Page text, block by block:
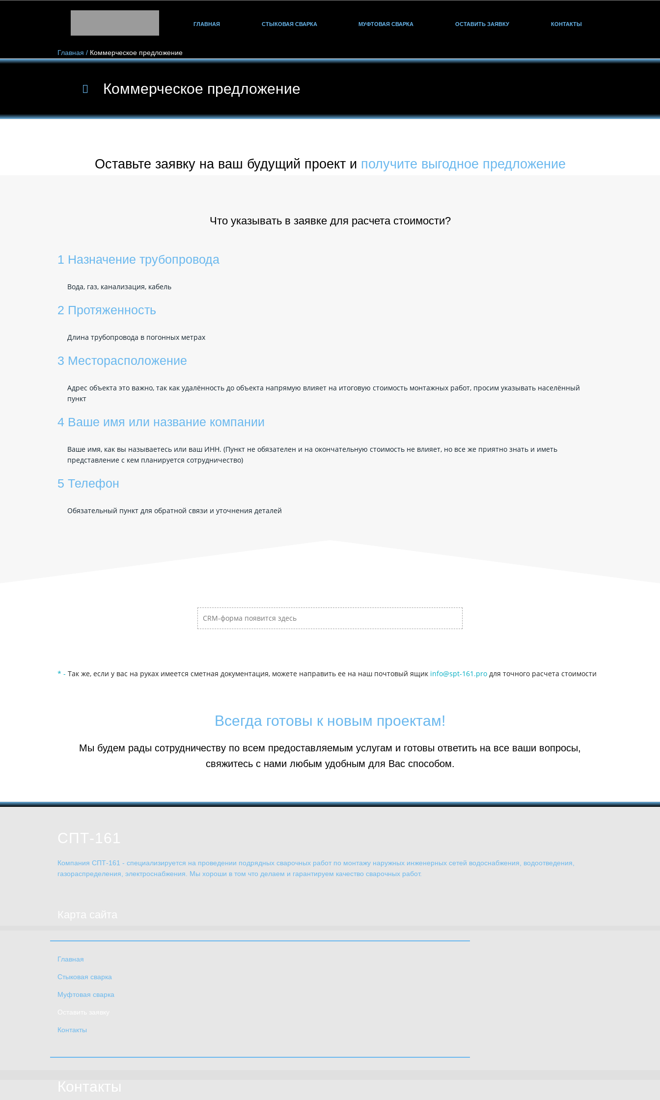
ГЛАВНАЯ СТЫКОВАЯ СВАРКА МУФТОВАЯ СВАРКА ОСТАВИТЬ ЗАЯВКУ КОНТАКТЫ
Главная / Коммерческое предложение
Коммерческое предложение
Оставьте заявку на ваш будущий проект и получите выгодное предложение
Что указывать в заявке для расчета стоимости?
1 Назначение трубопровода
Вода, газ, канализация, кабель
2 Протяженность
Длина трубопровода в погонных метрах
3 Месторасположение
Адрес объекта это важно, так как удалённость до объекта напрямую влияет на итоговую стоимость монтажных работ, просим указывать населённый
пункт
4 Ваше имя или название компании
Ваше имя, как вы называетесь или ваш ИНН. (Пункт не обязателен и на окончательную стоимость не влияет, но все же приятно знать и иметь
представление с кем планируется сотрудничество)
5 Телефон
Обязательный пункт для обратной связи и уточнения деталей
CRM-форма появится здесь
* - Так же, если у вас на руках имеется сметная документация, можете направить ее на наш почтовый ящик info@spt-161.pro для точного расчета стоимости
Всегда готовы к новым проектам!
Мы будем рады сотрудничеству по всем предоставляемым услугам и готовы ответить на все ваши вопросы,
свяжитесь с нами любым удобным для Вас способом.
СПТ-161
Компания СПТ-161 - специализируется на проведении подрядных сварочных работ по монтажу наружных инженерных сетей водоснабжения, водоотведения,
газораспределения, электроснабжения. Мы хороши в том что делаем и гарантируем качество сварочных работ.
Карта сайта
Главная
Стыковая сварка
Муфтовая сварка
Оставить заявку
Контакты
Контакты